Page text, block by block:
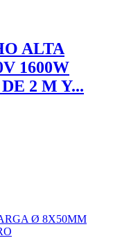
ALTA
1600W
2 M Y...